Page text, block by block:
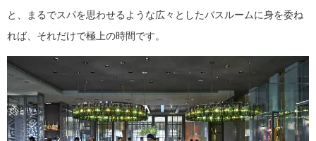
と、まるでスパを思わせるような広々としたバスルームに身を委ね
れば、それだけで極上の時間です。